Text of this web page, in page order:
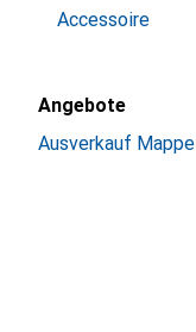
Accessoire
Angebote
Ausverkauf Mappe